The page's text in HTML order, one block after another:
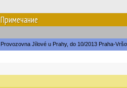
Примечание
Provozovna Jílové u Prahy, do 10/2013 Praha-